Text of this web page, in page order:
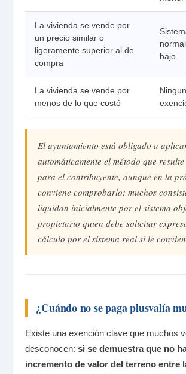
La vivienda se vende por
un precio similar o
ligeramente superior al de
compra
bajo
La vivienda se vende por
menos de lo que costó
El ayuntamiento está obligado a
automáticamente el método que
para el contribuyente, aunque en la
conviene comprobarlo: muchos
liquidan inicialmente por el sistema
propietario quien debe solicitar
cálculo por el sistema real si le
¿Cuándo no se paga plusvalía
Existe una exención clave que muchos
desconocen:si se demuestra que no
incremento de valor del terreno entre